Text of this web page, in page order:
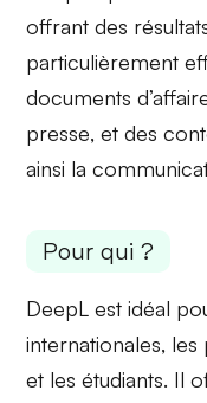
offrant des
particulièrement
documents
presse, et des
ainsi la
Pour qui ?
DeepL est idéal
internationales, les
et lesétudiants. Il